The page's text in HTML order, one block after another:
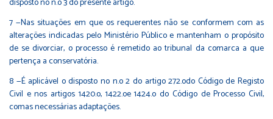
7 —Nas situações em que os requerentes não se conformem com as
alterações indicadas pelo Ministério Público e mantenham o propósito
de se divorciar, o processo é remetido ao tribunal da comarca a que
pertença a conservatória.
8 —É aplicável o disposto no n.o 2 do artigo 272.odo Código de Registo
Civil e nos artigos 1420.o, 1422.oe 1424.o do Código de Processo Civil,
comas necessárias adaptações.